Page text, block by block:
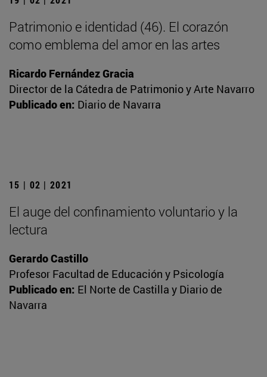
Patrimonio e identidad (46). El corazón
como emblema del amor en las artes
Ricardo Fernández Gracia
Director de la Cátedra de Patrimonio y Arte Navarro
Publicado en: Diario de Navarra
15 | 02 | 2021
El auge del confinamiento voluntario y la
lectura
Gerardo Castillo
Profesor Facultad de Educación y Psicología
Publicado en: El Norte de Castilla y Diario de
Navarra